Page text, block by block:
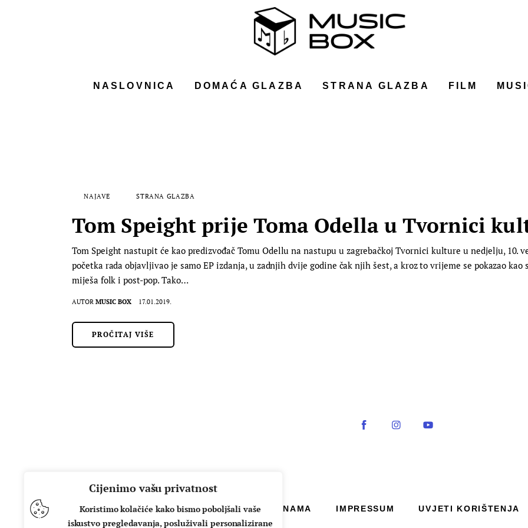
Cijenimo vašu privatnost
Koristimo kolačiće kako bismo poboljšali vaše
iskustvo pregledavanja, posluživali personalizirane
NASLOVNICA DOMAĆA GLAZBA STRANA GLAZBA FILM
NAJAVE STRANA GLAZBA
Tom Speight prije Toma Odella u Tvornici
Tom Speight nastupit će kao predizvođač Tomu Odellu na nastupu u zagrebačkoj Tvornici kulture u nedjelju, 10.
početka rada objavljivao je samo EP izdanja, u zadnjih dvije godine čak njih šest, a kroz to vrijeme se pokazao
miješa folk i post-pop. Tako…
AUTOR MUSIC BOX 17.01.2019.
PROČITAJ VIŠE
O NAMA IMPRESSUM UVJETI KORIŠTENJA